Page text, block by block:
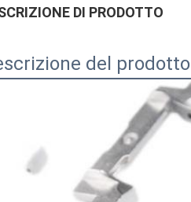
DI PRODOTTO
del prodotto